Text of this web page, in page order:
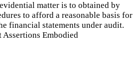
matter is to obtained by
to afford a reasonable basis for
financial statements under audit.
Assertions Embodied